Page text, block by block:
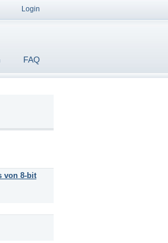
Login
FAQ
von 8-bit